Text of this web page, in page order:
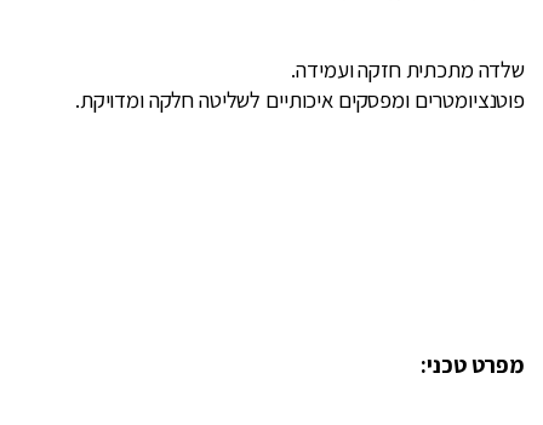
שלדה מתכתית חזקה ועמידה.
פוטנציומטרים ומפסקים איכותיים לשליטה חלקה ומדויקת.
מפרט טכני: